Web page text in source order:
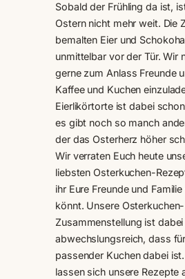
Sobald der Frühling da ist,
Ostern nicht mehr weit. Die
bemalten Eier und
unmittelbar vor der Tür. Wir
gerne zum Anlass Freunde
Kaffee und Kuchen
Eierlikörtorte ist dabei
es gibt noch so manch
der das Osterherz höher
Wir verraten Euch heute
liebsten Osterkuchen-
ihr Eure Freunde und
könnt. Unsere Osterkuchen-
Zusammenstellung ist
abwechslungsreich, dass
passender Kuchen dabei
lassen sich unsere Rezepte